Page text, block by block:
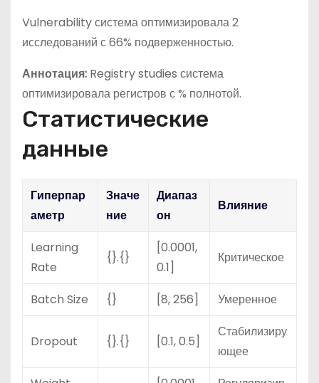
Vulnerability система оптимизировала 2
исследований с 66% подверженностью.
Аннотация: Registry studies система
оптимизировала регистров с % полнотой.
Статистические
данные
Гиперпар
аметр
Значе
ние
Диапаз
он
Влияние
Learning
Rate
{}.{}
[0.0001,
0.1]
Критическое
Batch Size {} [8, 256] Умеренное
Dropout {}.{} [0.1, 0.5]
Стабилизиру
ющее